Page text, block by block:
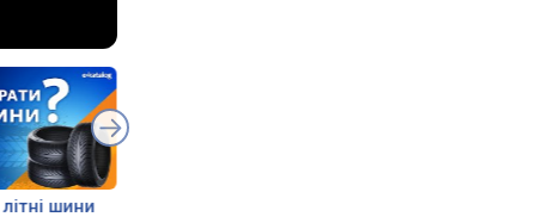
шини